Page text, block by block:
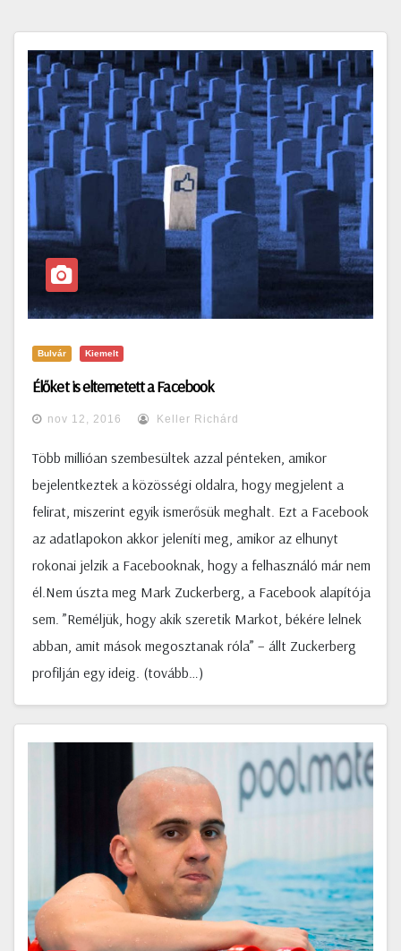
Bulvár Kiemelt
Élőket is eltemetett a Facebook
nov 12, 2016 Keller Richárd
Több millióan szembesültek azzal pénteken, amikor
bejelentkeztek a közösségi oldalra, hogy megjelent a
felirat, miszerint egyik ismerősük meghalt. Ezt a Facebook
az adatlapokon akkor jeleníti meg, amikor az elhunyt
rokonai jelzik a Facebooknak, hogy a felhasználó már nem
él.Nem úszta meg Mark Zuckerberg, a Facebook alapítója
sem. ”Reméljük, hogy akik szeretik Markot, békére lelnek
abban, amit mások megosztanak róla” – állt Zuckerberg
profilján egy ideig. (tovább…)